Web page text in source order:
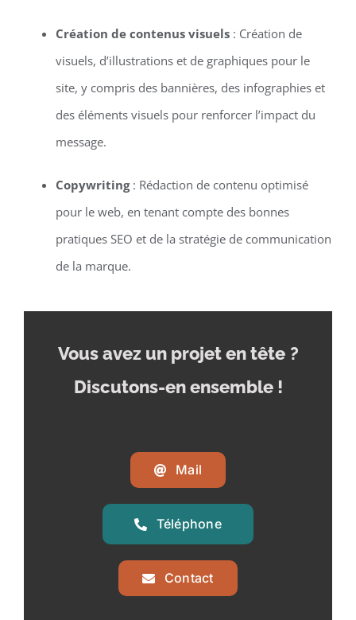
Création de contenus visuels: Création de
visuels, d’illustrations et de graphiques pour le
site, y compris des bannières, des infographies et
des éléments visuels pour renforcer l’impact du
message.
Copywriting: Rédaction de contenu optimisé
pour le web, en tenant compte des bonnes
pratiques SEO et de la stratégie de communication
de la marque.
Vous avez un projet en tête ?
Discutons-en ensemble !
Mail
Téléphone
Contact